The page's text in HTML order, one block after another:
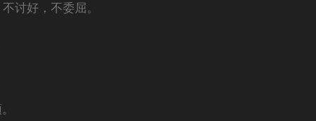
讨好，不委屈。